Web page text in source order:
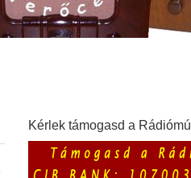
Kérlek támogasd a